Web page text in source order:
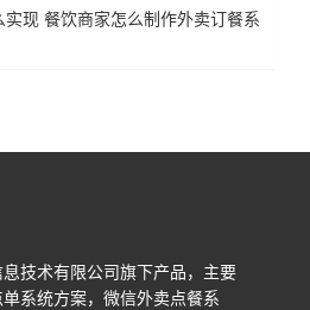
现 餐饮商家怎么制作外卖订餐系
技术有限公司旗下产品，主要
系统方案，微信外卖点餐系